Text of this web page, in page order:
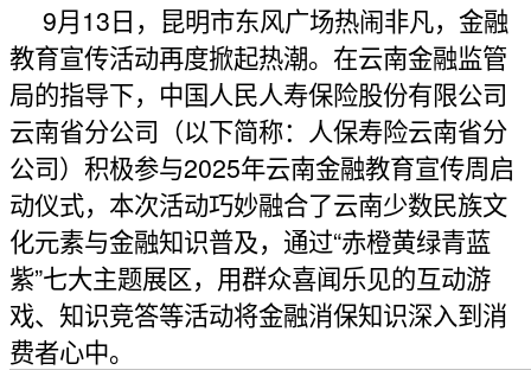
9月13日，昆明市东风广场热闹非凡，金融
教育宣传活动再度掀起热潮。在云南金融监管
局的指导下，中国人民人寿保险股份有限公司
云南省分公司（以下简称：人保寿险云南省分
公司）积极参与2025年云南金融教育宣传周启
动仪式，本次活动巧妙融合了云南少数民族文
化元素与金融知识普及，通过“赤橙黄绿青蓝
紫”七大主题展区，用群众喜闻乐见的互动游
戏、知识竞答等活动将金融消保知识深入到消
费者心中。